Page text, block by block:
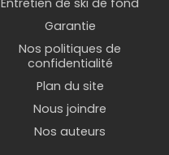
Garantie
Nos politiques de
confidentialité
Plan du site
Nous joindre
Nos auteurs